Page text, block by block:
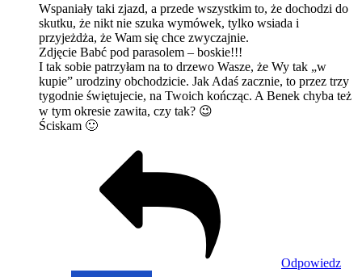
Wspaniały taki zjazd, a przede wszystkim to, że dochodzi do
skutku, że nikt nie szuka wymówek, tylko wsiada i
przyjeżdża, że Wam się chce zwyczajnie.
Zdjęcie Babć pod parasolem – boskie!!!
I tak sobie patrzyłam na to drzewo Wasze, że Wy tak „w
kupie” urodziny obchodzicie. Jak Adaś zacznie, to przez trzy
tygodnie świętujecie, na Twoich kończąc. A Benek chyba też
w tym okresie zawita, czy tak? 😉
Ściskam 🙂
Odpowiedz